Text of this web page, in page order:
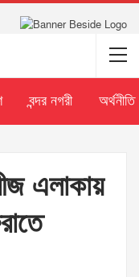
বন্দর নগরী অর্থনীতি
এলাকায়